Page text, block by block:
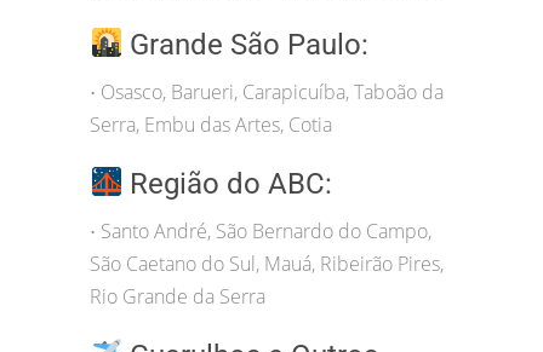
Grande São Paulo:
• Osasco, Barueri, Carapicuíba, Taboão da
Serra, Embu das Artes, Cotia
Região do ABC:
• Santo André, São Bernardo do Campo,
São Caetano do Sul, Mauá, Ribeirão Pires,
Rio Grande da Serra